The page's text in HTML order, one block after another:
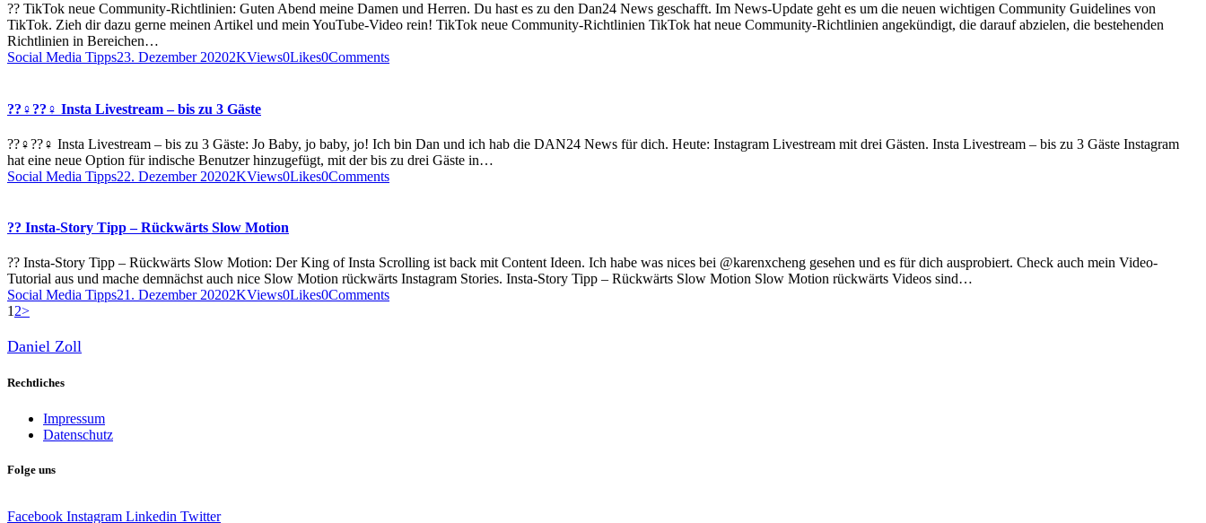
?? TikTok neue Community-Richtlinien: Guten Abend meine Damen und Herren. Du hast es zu den Dan24 News geschafft. Im News-Update geht es um die neuen wichtigen Community Guidelines von
TikTok. Zieh dir dazu gerne meinen Artikel und mein YouTube-Video rein! TikTok neue Community-Richtlinien TikTok hat neue Community-Richtlinien angekündigt, die darauf abzielen, die bestehenden
Richtlinien in Bereichen…
Social Media Tipps23. Dezember 20202KViews0Likes0Comments
??‍♀️??‍♀️ Insta Livestream – bis zu 3 Gäste
??‍♀️??‍♀️ Insta Livestream – bis zu 3 Gäste: Jo Baby, jo baby, jo! Ich bin Dan und ich hab die DAN24 News für dich. Heute: Instagram Livestream mit drei Gästen. Insta Livestream – bis zu 3 Gäste Instagram
hat eine neue Option für indische Benutzer hinzugefügt, mit der bis zu drei Gäste in…
Social Media Tipps22. Dezember 20202KViews0Likes0Comments
?? Insta-Story Tipp – Rückwärts Slow Motion
?? Insta-Story Tipp – Rückwärts Slow Motion: Der King of Insta Scrolling ist back mit Content Ideen. Ich habe was nices bei @karenxcheng gesehen und es für dich ausprobiert. Check auch mein Video-
Tutorial aus und mache demnächst auch nice Slow Motion rückwärts Instagram Stories. Insta-Story Tipp – Rückwärts Slow Motion Slow Motion rückwärts Videos sind…
Social Media Tipps21. Dezember 20202KViews0Likes0Comments
Seitennummerierung
der
Page
1 Page
2>
Daniel Zoll
Rechtliches
Impressum
Datenschutz
Folge uns
Facebook Instagram Linkedin Twitter